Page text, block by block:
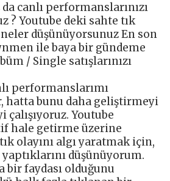
canlı performanslarınızı
? Youtube deki sahte tık
düşünüyorsunuz En son
ile baya bir gündeme
/ Single satışlarınızı
performanslarımı
hatta bunu daha geliştirmeyi
Youtube
hale getirme üzerine
olayını algı yaratmak için,
düşünüyorum.
bir faydası olduğunu